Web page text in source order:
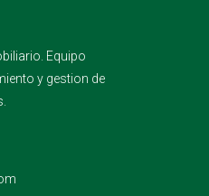
Equipo
y gestion de